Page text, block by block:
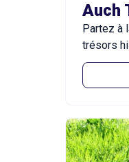
Auch
Partez à
trésors